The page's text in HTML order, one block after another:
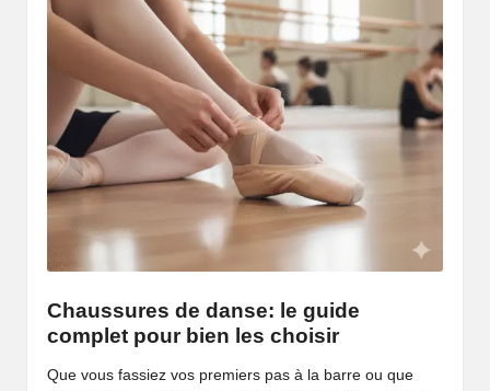
Chaussures de danse: le guide
complet pour bien les choisir
Que vous fassiez vos premiers pas à la barre ou que